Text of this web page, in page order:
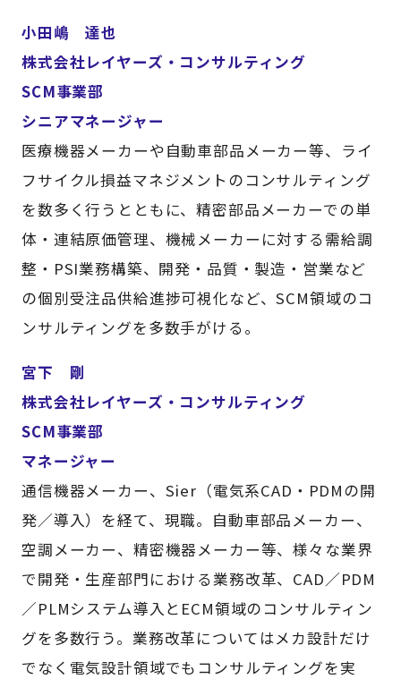
小田嶋 達也
株式会社レイヤーズ・コンサルティング
SCM事業部
シニアマネージャー
医療機器メーカーや自動車部品メーカー等、ライ
フサイクル損益マネジメントのコンサルティング
を数多く行うとともに、精密部品メーカーでの単
体・連結原価管理、機械メーカーに対する需給調
整・PSI業務構築、開発・品質・製造・営業など
の個別受注品供給進捗可視化など、SCM領域のコ
ンサルティングを多数手がける。
宮下 剛
株式会社レイヤーズ・コンサルティング
SCM事業部
マネージャー
通信機器メーカー、Sier（電気系CAD・PDMの開
発／導入）を経て、現職。自動車部品メーカー、
空調メーカー、精密機器メーカー等、様々な業界
で開発・生産部門における業務改革、CAD／PDM
／PLMシステム導入とECM領域のコンサルティン
グを多数行う。業務改革についてはメカ設計だけ
でなく電気設計領域でもコンサルティングを実